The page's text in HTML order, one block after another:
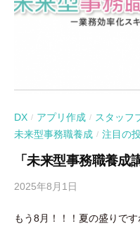
DX / アプリ作成 / スタッフ
未来型事務職養成 / 注目の
「未来型事務職養
2025年8月1日
吉
もう8月！！！夏の盛りで